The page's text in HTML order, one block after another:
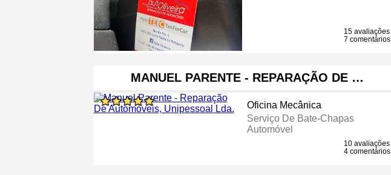
15 avaliações
7 comentários
MANUEL PARENTE - REPARAÇÃO DE …
Oficina Mecânica
Serviço De Bate-Chapas
Automóvel
10 avaliações
4 comentários